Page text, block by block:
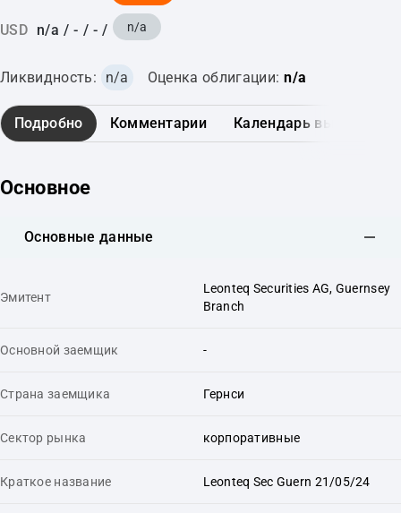
USD n/a / - / - / n/a
Ликвидность: n/a Оценка облигации: n/a
Подробно Комментарии Календарь выплат
Основное
Основные данные
Эмитент
Leonteq Securities AG, Guernsey
Branch
Основной заемщик -
Страна заемщика Гернси
Сектор рынка корпоративные
Краткое название Leonteq Sec Guern 21/05/24